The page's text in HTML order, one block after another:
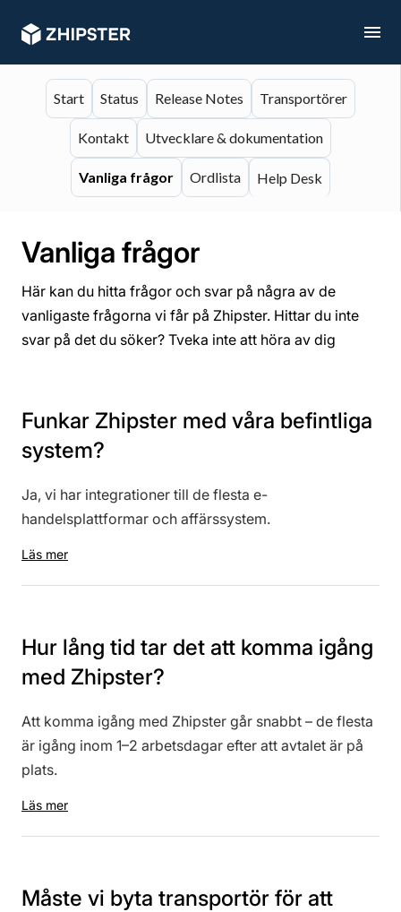
Start Status Release Notes Transportörer
Kontakt Utvecklare & dokumentation
Vanliga frågor Ordlista Help Desk
Vanliga frågor
Här kan du hitta frågor och svar på några av de
vanligaste frågorna vi får på Zhipster. Hittar du inte
svar på det du söker? Tveka inte att höra av dig
Funkar Zhipster med våra befintliga
system?
Ja, vi har integrationer till de flesta e-
handelsplattformar och affärssystem.
Läs mer
Hur lång tid tar det att komma igång
med Zhipster?
Att komma igång med Zhipster går snabbt – de flesta
är igång inom 1–2 arbetsdagar efter att avtalet är på
plats.
Läs mer
Måste vi byta transportör för att